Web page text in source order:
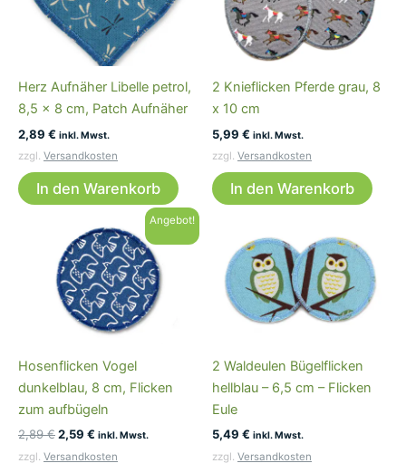
Herz Aufnäher Libelle petrol,
8,5 x 8 cm, Patch Aufnäher
2,89 € inkl. Mwst.
zzgl. Versandkosten
In den Warenkorb
2 Knieflicken Pferde grau, 8
x 10 cm
5,99 € inkl. Mwst.
zzgl. Versandkosten
In den Warenkorb
Angebot!
Hosenflicken Vogel
dunkelblau, 8 cm, Flicken
zum aufbügeln
2,89€Ursprünglicher
war:
2,59 € Aktueller
ist:
inkl. Mwst.
zzgl. Versandkosten
2 Waldeulen Bügelflicken
hellblau – 6,5 cm – Flicken
Eule
5,49 € inkl. Mwst.
zzgl. Versandkosten